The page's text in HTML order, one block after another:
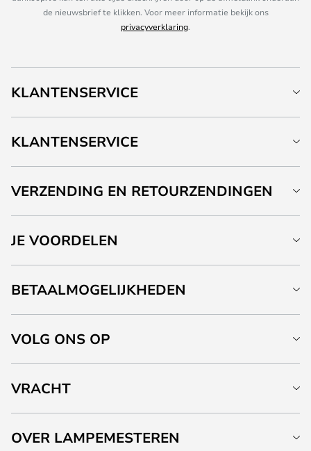
de nieuwsbrief te klikken. Voor meer informatie bekijk ons
privacyverklaring.
KLANTENSERVICE
KLANTENSERVICE
VERZENDING EN RETOURZENDINGEN
JE VOORDELEN
BETAALMOGELIJKHEDEN
VOLG ONS OP
VRACHT
OVER LAMPEMESTEREN